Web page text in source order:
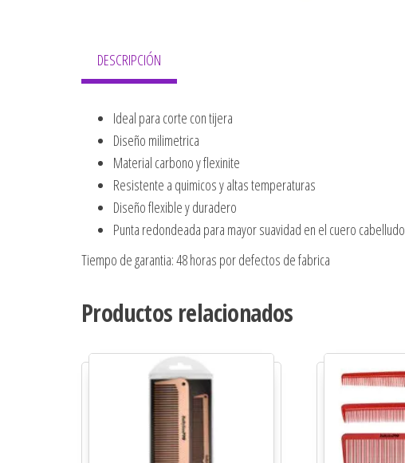
DESCRIPCIÓN
Ideal para corte con tijera
Diseño milimetrica
Material carbono y flexinite
Resistente a quimicos y altas temperaturas
Diseño flexible y duradero
Punta redondeada para mayor suavidad en el cuero cabelludo
Tiempo de garantia: 48 horas por defectos de fabrica
Productos relacionados